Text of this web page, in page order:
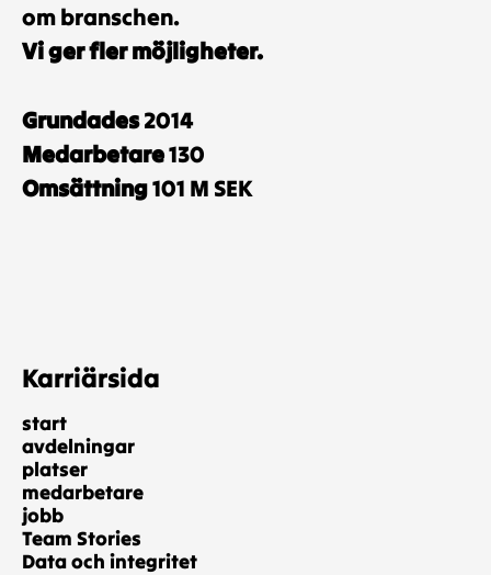
om branschen.
Vi ger fler möjligheter.
Grundades2014
Medarbetare130
Omsättning101 M SEK
Karriärsida
start
avdelningar
platser
medarbetare
jobb
Team Stories
Data och integritet